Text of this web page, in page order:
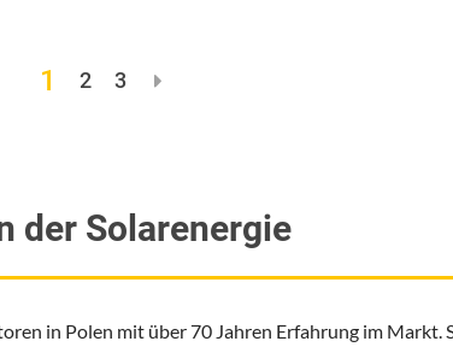
1 2 3
der Solarenergie
in Polen mit über 70 Jahren Erfahrung im Markt.